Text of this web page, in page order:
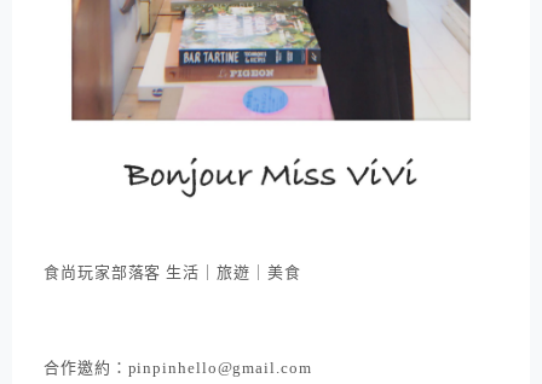
食尚玩家部落客 生活｜旅遊｜美食
合作邀約：pinpinhello@gmail.com